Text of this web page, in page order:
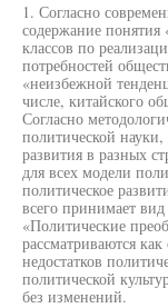
1. Согласно
содержание понятия
классов по
потребностей
«неизбежной
числе, китайского
Согласно
политической
развития в разных
для всех модели
политическое
всего принимает
«Политические
рассматриваются
недостатков
политической
без изменений.